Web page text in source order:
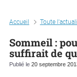
Accueil Toute
Sommeil :
suffirait de
Publié le 20 septembre